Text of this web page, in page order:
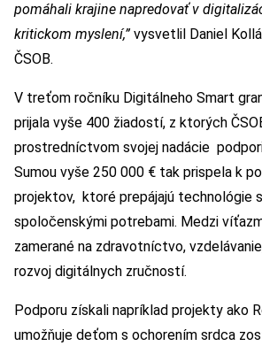
pomáhali krajine napredovať v
kritickom myslení,”vysvetlil Daniel
ČSOB.
V treťom ročníku Digitálneho Smart
prijala vyše 400 žiadostí, z ktorých
prostredníctvom svojej nadácie
Sumou vyše 250 000 € tak prispela k
projektov, ktoré prepájajú technológie
spoločenskými potrebami. Medzi
zamerané na zdravotníctvo,
rozvoj digitálnych zručností.
Podporu získali napríklad projekty ako
umožňuje deťom s ochorením srdca